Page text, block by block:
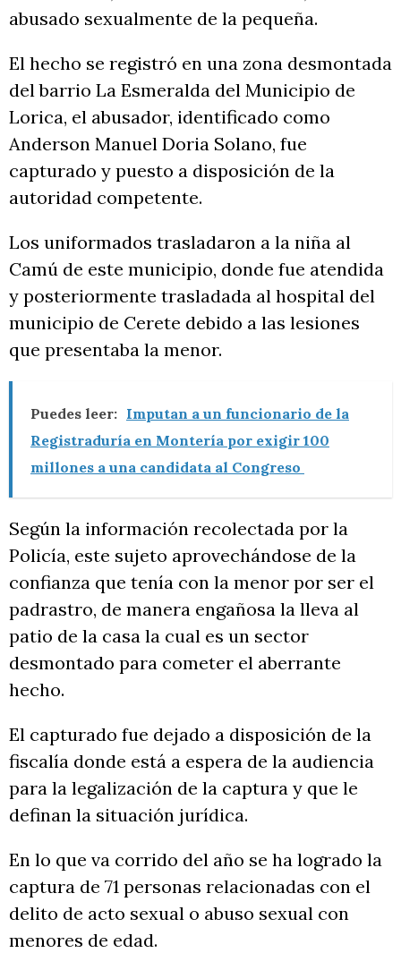
abusado sexualmente de la pequeña.
El hecho se registró en una zona desmontada
del barrio La Esmeralda del Municipio de
Lorica, el abusador, identificado como
Anderson Manuel Doria Solano, fue
capturado y puesto a disposición de la
autoridad competente.
Los uniformados trasladaron a la niña al
Camú de este municipio, donde fue atendida
y posteriormente trasladada al hospital del
municipio de Cerete debido a las lesiones
que presentaba la menor.
Puedes leer: Imputan a un funcionario de la
Registraduría en Montería por exigir 100
millones a una candidata al Congreso
Según la información recolectada por la
Policía, este sujeto aprovechándose de la
confianza que tenía con la menor por ser el
padrastro, de manera engañosa la lleva al
patio de la casa la cual es un sector
desmontado para cometer el aberrante
hecho.
El capturado fue dejado a disposición de la
fiscalía donde está a espera de la audiencia
para la legalización de la captura y que le
definan la situación jurídica.
En lo que va corrido del año se ha logrado la
captura de 71 personas relacionadas con el
delito de acto sexual o abuso sexual con
menores de edad.